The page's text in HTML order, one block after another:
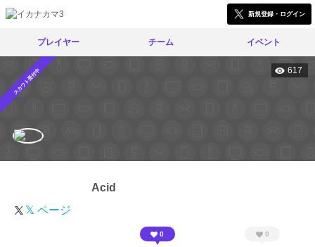
新規登録・ログイン
プレイヤー チーム イベント
スカウト受付中 617
Acid
𝕏 ページ
0 0